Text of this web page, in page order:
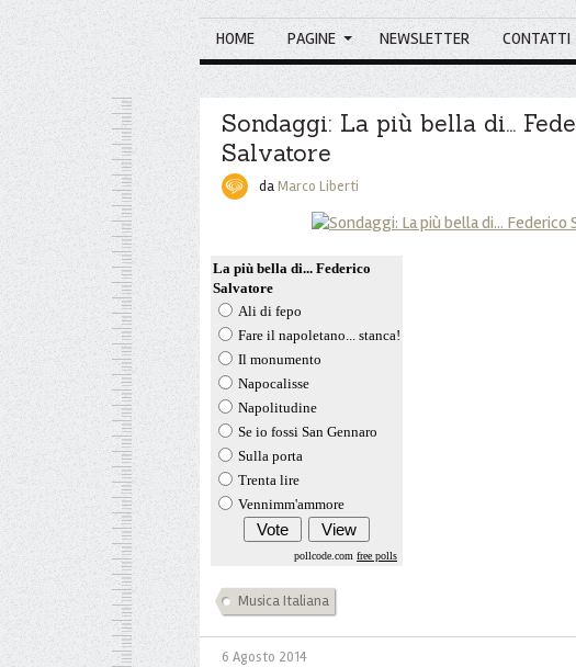
HOME PAGINE NEWSLETTER CONTATTI
Sondaggi: La più bella di...
Salvatore
daMarco Liberti
La più bella di... Federico
Salvatore
Ali di fepo
Fare il napoletano... stanca!
Il monumento
Napocalisse
Napolitudine
Se io fossi San Gennaro
Sulla porta
Trenta lire
Vennimm'ammore
pollcode.com free polls
Musica Italiana
6 Agosto 2014